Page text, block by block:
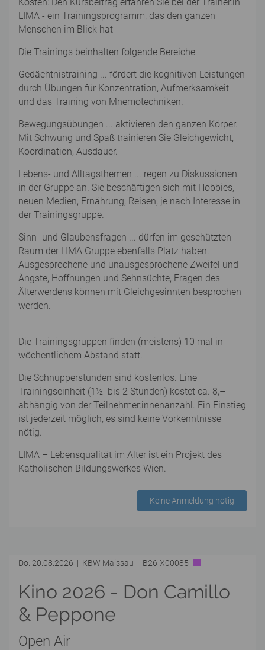
LIMA - ein Trainingsprogramm, das den ganzen
Menschen im Blick hat
Die Trainings beinhalten folgende Bereiche
Gedächtnistraining ... fördert die kognitiven Leistungen
durch Übungen für Konzentration, Aufmerksamkeit
und das Training von Mnemotechniken.
Bewegungsübungen ... aktivieren den ganzen Körper.
Mit Schwung und Spaß trainieren Sie Gleichgewicht,
Koordination, Ausdauer.
Lebens- und Alltagsthemen ... regen zu Diskussionen
in der Gruppe an. Sie beschäftigen sich mit Hobbies,
neuen Medien, Ernährung, Reisen, je nach Interesse in
der Trainingsgruppe.
Sinn- und Glaubensfragen ... dürfen im geschützten
Raum der LIMA Gruppe ebenfalls Platz haben.
Ausgesprochene und unausgesprochene Zweifel und
Ängste, Hoffnungen und Sehnsüchte, Fragen des
Älterwerdens können mit Gleichgesinnten besprochen
werden.
Die Trainingsgruppen finden (meistens) 10 mal in
wöchentlichem Abstand statt.
Die Schnupperstunden sind kostenlos. Eine
Trainingseinheit (1½ bis 2 Stunden) kostet ca. 8,–
abhängig von der Teilnehmer:innenanzahl. Ein Einstieg
ist jederzeit möglich, es sind keine Vorkenntnisse
nötig.
LIMA – Lebensqualität im Alter ist ein Projekt des
Katholischen Bildungswerkes Wien.
Keine Anmeldung nötig
Do. 20.08.2026 | KBW Maissau | B26-X00085
Kino 2026 - Don Camillo
& Peppone
Open Air